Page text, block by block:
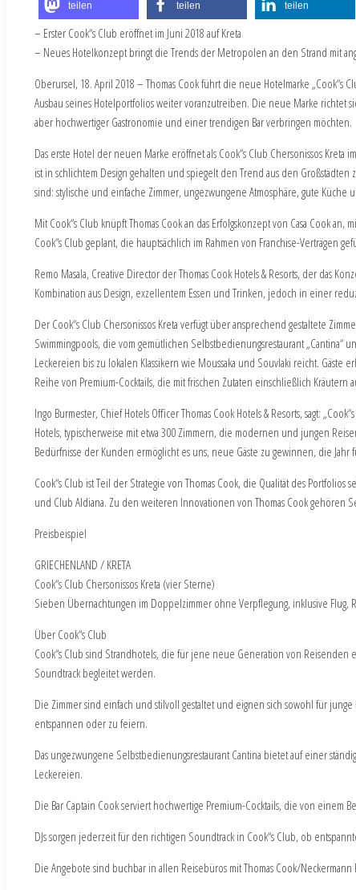
teilen teilen teilen
– Erster Cook“s Club eröffnet im Juni 2018 auf Kreta
– Neues Hotelkonzept bringt die Trends der Metropolen an den Strand mit
Oberursel, 18. April 2018 – Thomas Cook führt die neue Hotelmarke
Ausbau seines Hotelportfolios weiter voranzutreiben. Die neue Marke
aber hochwertiger Gastronomie und einer trendigen Bar verbringen möchten.
Das erste Hotel der neuen Marke eröffnet als Cook“s Club Chersonissos
ist in schlichtem Design gehalten und spiegelt den Trend aus den
sind: stylische und einfache Zimmer, ungezwungene Atmosphäre, gute
Mit Cook“s Club knüpft Thomas Cook an das Erfolgskonzept von Casa Cook
Cook“s Club geplant, die hauptsächlich im Rahmen von Franchise-Verträgen
Remo Masala, Creative Director der Thomas Cook Hotels & Resorts, der das
Kombination aus Design, exzellentem Essen und Trinken, jedoch in einer
Der Cook“s Club Chersonissos Kreta verfügt über ansprechend gestaltete
Swimmingpools, die vom gemütlichen Selbstbedienungsrestaurant
Leckereien bis zu lokalen Klassikern wie Moussaka und Souvlaki reicht. Gäste
Reihe von Premium-Cocktails, die mit frischen Zutaten einschließlich
Ingo Burmester, Chief Hotels Officer Thomas Cook Hotels & Resorts, sagt:
Hotels, typischerweise mit etwa 300 Zimmern, die modernen und jungen
Bedürfnisse der Kunden ermöglicht es uns, neue Gäste zu gewinnen, die Jahr
Cook“s Club ist Teil der Strategie von Thomas Cook, die Qualität des
und Club Aldiana. Zu den weiteren Innovationen von Thomas Cook
Preisbeispiel
GRIECHENLAND / KRETA
Cook“s Club Chersonissos Kreta (vier Sterne)
Sieben Übernachtungen im Doppelzimmer ohne Verpflegung, inklusive Flug,
Über Cook“s Club
Cook“s Club sind Strandhotels, die für jene neue Generation von
Soundtrack begleitet werden.
Die Zimmer sind einfach und stilvoll gestaltet und eignen sich sowohl für
entspannen oder zu feiern.
Das ungezwungene Selbstbedienungsrestaurant Cantina bietet auf einer
Leckereien.
Die Bar Captain Cook serviert hochwertige Premium-Cocktails, die von
DJs sorgen jederzeit für den richtigen Soundtrack in Cook“s Club, ob
Die Angebote sind buchbar in allen Reisebüros mit Thomas Cook/